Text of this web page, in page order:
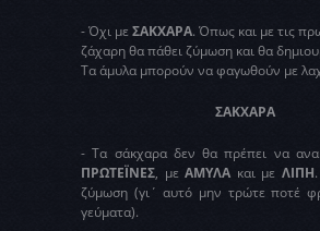
- Όχι με ΣΑΚΧΑΡΑ. Όπως και με τις
ζάχαρη θα πάθει ζύμωση και θα
Τα άμυλα μπορούν να φαγωθούν με
ΣΑΚΧΑΡΑ
- Τα σάκχαρα δεν θα πρέπει να
ΠΡΩΤΕΪΝΕΣ, μεΑΜΥΛΑ και με ΛΙΠΗ
ζύμωση (γι΄ αυτό μην τρώτε ποτέ
γεύματα).